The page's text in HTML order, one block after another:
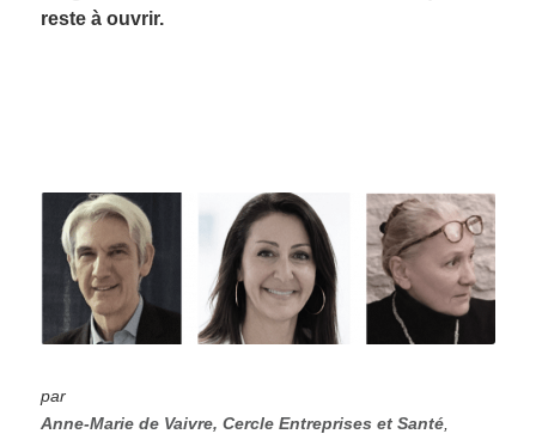
reste à ouvrir.
par
Anne-Marie de Vaivre, Cercle Entreprises et Santé,